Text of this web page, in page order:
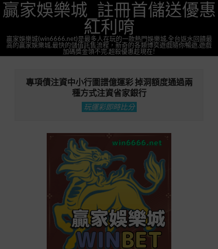
Skip
to贏家娛樂城_註冊首儲送優惠
紅利唷
贏家娛樂城(win6666.net)是最多人在玩的一款熱門娛樂城,全台返水回饋最
高的贏家娛樂城,最快的儲值託售流程，新奇的各類博奕遊戲隨你暢遊,遊戲
加碼獎金領不完.超殺優惠趁現在!
專項債注資中小行圖譜億運彩 掉洞額度通過兩
種方式注資省家銀行
玩運彩即時比分